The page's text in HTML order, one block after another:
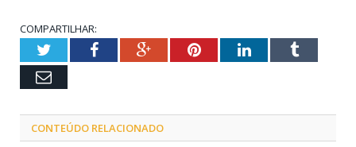
COMPARTILHAR:
TwitterFacebookGoogle+PinterestLinkedInTumblr
Email
CONTEÚDO RELACIONADO